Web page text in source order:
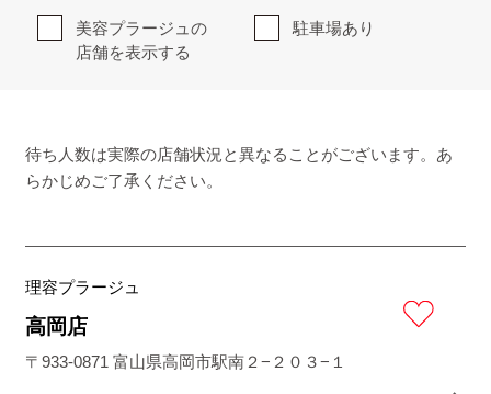
美容プラージュの
店舗を表示する
駐車場あり
待ち人数は実際の店舗状況と異なることがございます。あ
らかじめご了承ください。
理容プラージュ
高岡店
〒933-0871 富山県高岡市駅南２−２０３−１